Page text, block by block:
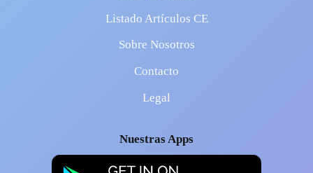
Listado Artículos CE
Sobre Nosotros
Contacto
Legal
Nuestras Apps